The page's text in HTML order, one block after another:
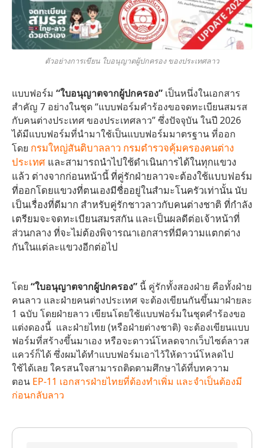
ตัวอย่างการเขียน ใบอนุญาตผู้ปกครอง ของประเทศลาว
แบบฟอร์ม “ใบอนุญาตจากผู้ปกครอง” เป็นหนึ่งในเอกสาร
สำคัญ 7 อย่างในชุด “แบบฟอร์มคำร้องขอจดทะเบียนสมรส
กับคนต่างประเทศ ของประเทศลาว” ซึ่งปัจจุบัน ในปี 2026
ได้มีแบบฟอร์มที่นำมาใช้เป็นแบบฟอร์มมาตรฐาน ที่ออก
โดย กรมใหญ่สันติบาลลาว กรมตำรวจคุ้มครองคนต่าง
ประเทศ และสามารถนำไปใช้ดำเนินการได้ในทุกแขวง
แล้ว ต่างจากก่อนหน้านี้ ที่คู่รักฝ่ายลาวจะต้องใช้แบบฟอร์ม
ที่ออกโดยแขวงที่ตนเองมีชื่ออยู่ในสำมะโนครัวเท่านั้น นับ
เป็นเรื่องที่ดีมาก สำหรับคู่รักชาวลาวกับคนต่างชาติ ที่กำลัง
เตรียมจะจดทะเบียนสมรสกัน และเป็นผลดีต่อเจ้าหน้าที่
ส่วนกลาง ที่จะไม่ต้องพิจารณาเอกสารที่มีความแตกต่าง
กันในแต่ละแขวงอีกต่อไป
โดย “ใบอนุญาตจากผู้ปกครอง” นี้ คู่รักทั้งสองฝ่าย คือทั้งฝ่าย
คนลาว และฝ่ายคนต่างประเทศ จะต้องเขียนกันขึ้นมาฝ่ายละ
1 ฉบับ โดยฝ่ายลาว เขียนโดยใช้แบบฟอร์มในชุดคำร้องขอ
แต่งดองนี้ และฝ่ายไทย (หรือฝ่ายต่างชาติ) จะต้องเขียนแบบ
ฟอร์มที่สร้างขึ้นมาเอง หรือจะดาวน์โหลดจากเว็บไซต์ลาวส
แควร์ก็ได้ ซึ่งผมได้ทำแบบฟอร์มเอาไว้ให้ดาวน์โหลดไป
ใช้ได้เลย ใครสนใจสามารถติดตามศึกษาได้ที่บทความ
ตอน EP-11 เอกสารฝ่ายไทยที่ต้องทำเพิ่ม และจำเป็นต้องมี
ก่อนกลับลาว